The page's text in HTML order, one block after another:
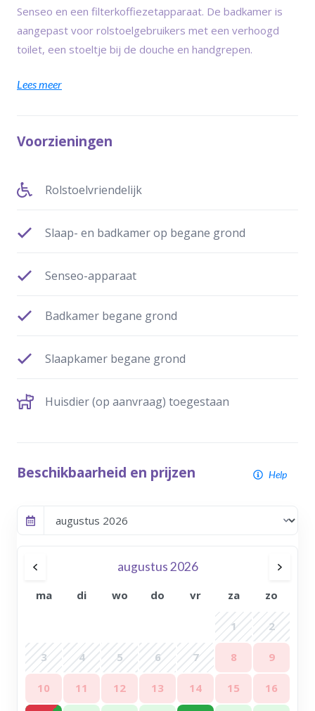
Senseo en een filterkoffiezetapparaat. De badkamer is
aangepast voor rolstoelgebruikers met een verhoogd
toilet, een stoeltje bij de douche en handgrepen.
Lees meer
Voorzieningen
Rolstoelvriendelijk
Slaap- en badkamer op begane grond
Senseo-apparaat
Badkamer begane grond
Slaapkamer begane grond
Huisdier (op aanvraag) toegestaan
Beschikbaarheid en prijzen Help
augustus 2026
ma di wo do vr za zo
1 2
3 4 5 6 7 8 9
10 11 12 13 14 15 16